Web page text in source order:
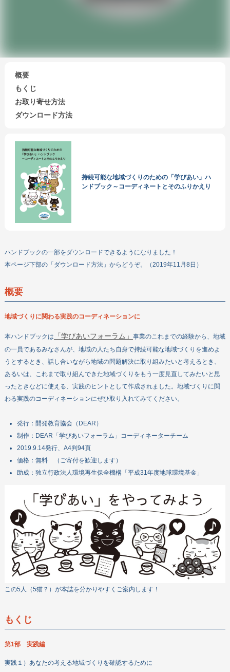
DEARについて
政策提言
概要
もくじ
お取り寄せ方法
ダウンロード方法
持続可能な地域づくりのための「学びあい」ハ
ンドブック～コーディネートとそのふりかえり
ハンドブックの一部をダウンロードできるようになりました！
本ページ下部の「ダウンロード方法」からどうぞ。（2019年11月8日）
概要
地域づくりに関わる実践のコーディネーションに
本ハンドブックは 「学びあいフォーラム」 事業のこれまでの経験から、地域
の一員であるみなさんが、地域の人たち自身で持続可能な地域づくりを進めよ
うとするとき、話し合いながら地域の問題解決に取り組みたいと考えるとき、
あるいは、これまで取り組んできた地域づくりをもう一度見直してみたいと思
ったときなどに使える、実践のヒントとして作成されました。地域づくりに関
わる実践のコーディネーションにぜひ取り入れてみてください。
発行：開発教育協会（DEAR）
制作：DEAR「学びあいフォーラム」コーディネーターチーム
2019.9.14発行、A4判94頁
価格：無料 （ご寄付を歓迎します）
助成：独立行政法人環境再生保全機構「平成31年度地球環境基金」
この5人（5猫？）が本誌を分かりやすくご案内します！
もくじ
第1部 実践編
実践１）あなたの考える地域づくりを確認するために